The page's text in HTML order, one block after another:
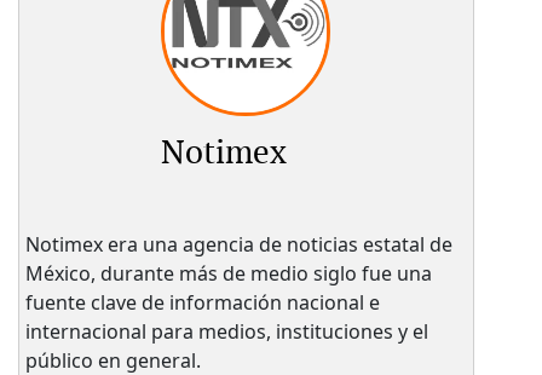
Notimex
Notimex era una agencia de noticias estatal de
México, durante más de medio siglo fue una
fuente clave de información nacional e
internacional para medios, instituciones y el
público en general.